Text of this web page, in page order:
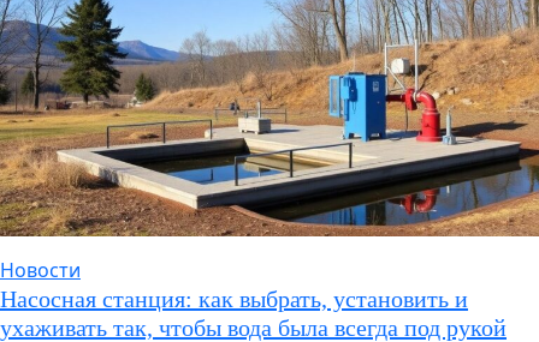
Новости
Насосная станция: как выбрать, установить и
ухаживать так, чтобы вода была всегда под рукой